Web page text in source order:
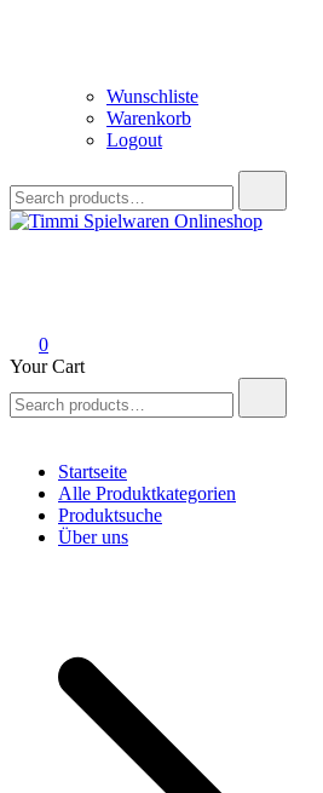
Wunschliste
Warenkorb
Logout
for:
0
Your Cart
for:
Startseite
Alle Produktkategorien
Produktsuche
Über uns